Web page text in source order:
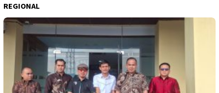
REGIONAL